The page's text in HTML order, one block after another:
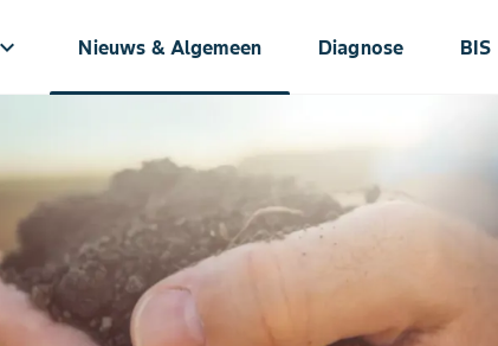
keyboard_arrow_down Nieuws & Algemeen Diagnose BIS